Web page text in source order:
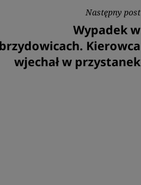
Następny post
Następny
post
Wypadek w
Kierowca
wjechał w przystanek